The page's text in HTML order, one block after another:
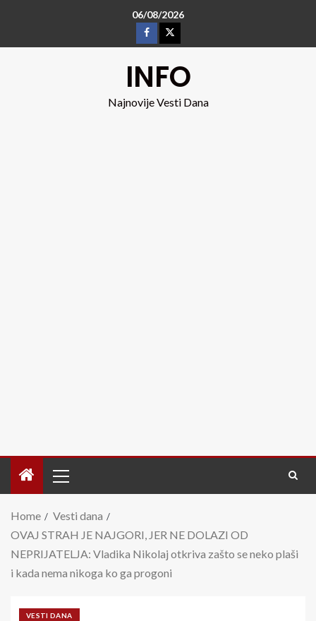
06/08/2026
INFO
Najnovije Vesti Dana
Home
Vesti dana
OVAJ STRAH JE NAJGORI, JER NE DOLAZI OD
NEPRIJATELJA: Vladika Nikolaj otkriva zašto se neko plaši
i kada nema nikoga ko ga progoni
VESTI DANA